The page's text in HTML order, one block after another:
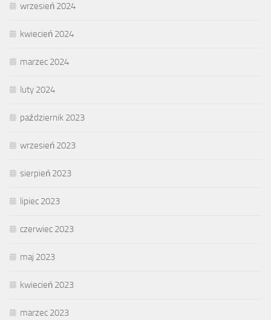
wrzesień 2024
kwiecień 2024
marzec 2024
luty 2024
październik 2023
wrzesień 2023
sierpień 2023
lipiec 2023
czerwiec 2023
maj 2023
kwiecień 2023
marzec 2023